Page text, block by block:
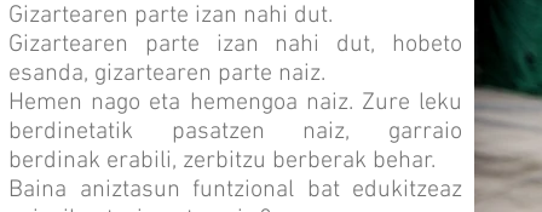
Gizartearen parte izan nahi dut.
Gizartearen parte izan nahi dut, hobeto
esanda, gizartearen parte naiz.
Hemen nago eta hemengoa naiz. Zure leku
berdinetatik pasatzen naiz, garraio
berdinak erabili, zerbitzu berberak behar.
Baina aniztasun funtzional bat edukitzeaz